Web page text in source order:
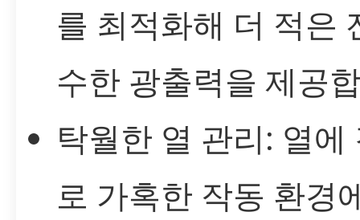
를 최적화해 더 적은
수한 광출력을 제공
탁월한 열 관리: 열에
로 가혹한 작동 환경